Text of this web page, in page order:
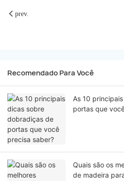
prev.
Recomendado Para Você
As 10
portas que
Quais são os
de madeira